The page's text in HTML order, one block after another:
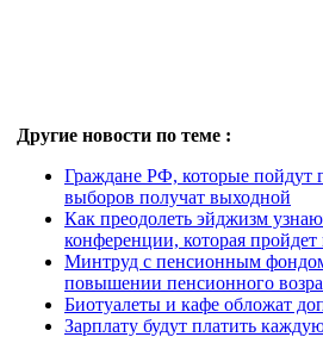
Другие новости по теме :
Граждане РФ, которые пойдут
выборов получат выходной
Как преодолеть эйджизм
конференции, которая пройдет
Минтруд с пенсионным
повышении пенсионного
Биотуалеты и кафе обложат
Зарплату будут платить